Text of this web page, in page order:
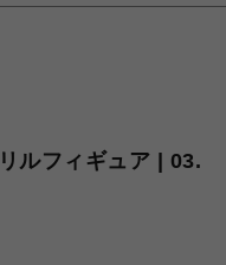
ルフィギュア | 03.